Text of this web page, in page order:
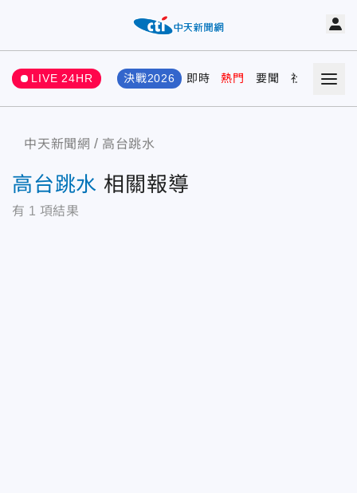
LIVE 24HR 決戰2026 即時 熱門 要聞 社會 娛樂
中天新聞網 高台跳水
高台跳水 相關報導
有 1 項結果